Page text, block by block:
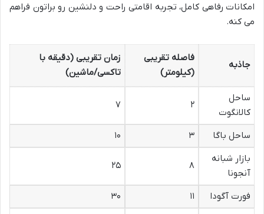
امکانات رفاهی کامل، تجربه اقامتی راحت و دلنشین رو براتون فراهم
می کنه.
جاذبه
فاصله تقریبی
(کیلومتر)
زمان تقریبی (دقیقه با
تاکسی/ماشین)
ساحل
کالانگوت
۲ ۷
ساحل باگا ۳
۱۰
بازار شبانه
آنجونا
۸ ۲۵
فورت آگودا ۱۱
۳۰